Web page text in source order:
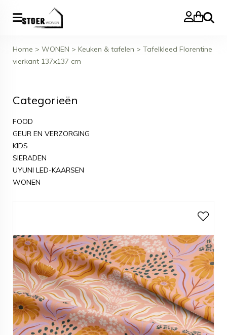
Zoeken
Home > WONEN > Keuken & tafelen > Tafelkleed Florentine
vierkant 137x137 cm
Categorieën
FOOD
GEUR EN VERZORGING
KIDS
SIERADEN
UYUNI LED-KAARSEN
WONEN